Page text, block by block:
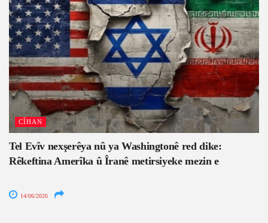
CÎHAN
Tel Evîv nexşerêya nû ya Washingtonê red dike:
Rêkeftina Amerîka û Îranê metirsiyeke mezin e
14/06/2026